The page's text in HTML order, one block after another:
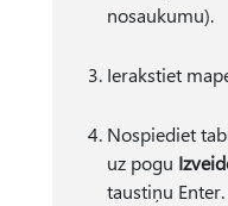
nosaukumu).
Ierakstiet
Nospiediet
uz pogu
taustiņu